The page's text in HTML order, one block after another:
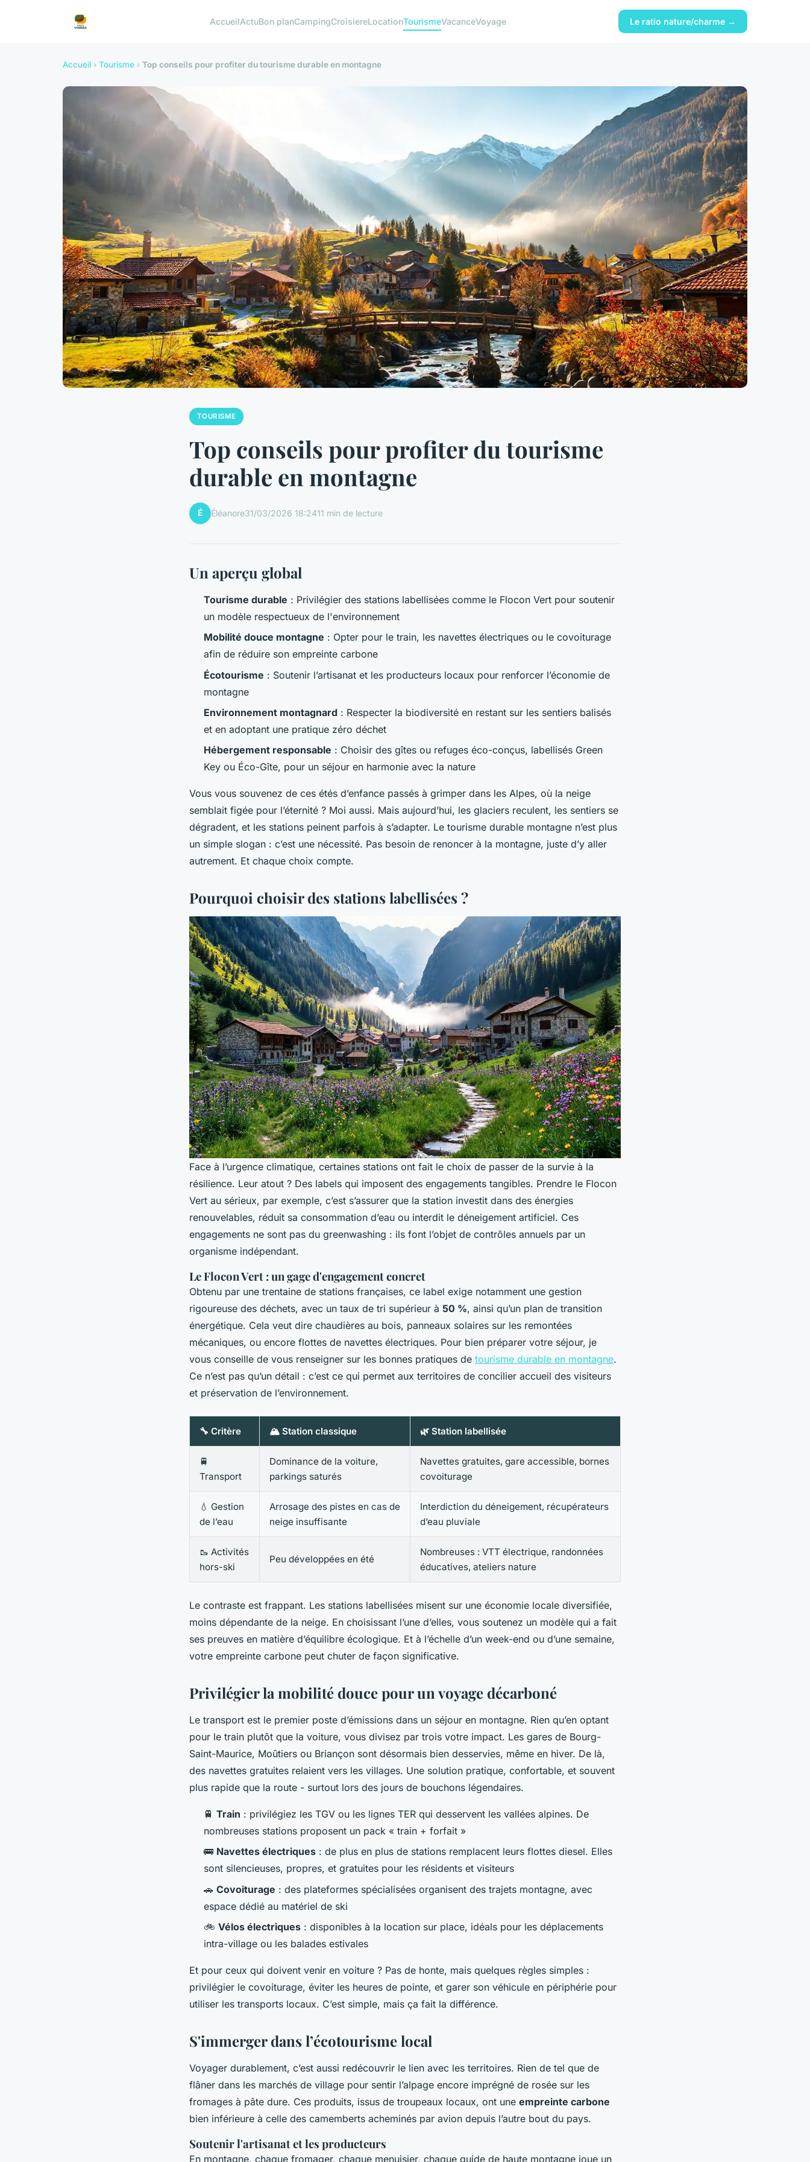
AccueilActuBon planCampingCroisiereLocationTourismeVacanceVoyage Le ratio nature/charme →
Accueil › Tourisme › Top conseils pour profiter du tourisme durable en montagne
TOURISME
Top conseils pour profiter du tourisme
durable en montagne
É Éléanore31/03/2026 18:2411 min de lecture
Un aperçu global
Tourisme durable : Privilégier des stations labellisées comme le Flocon Vert pour soutenir
un modèle respectueux de l'environnement
Mobilité douce montagne : Opter pour le train, les navettes électriques ou le covoiturage
afin de réduire son empreinte carbone
Écotourisme : Soutenir l’artisanat et les producteurs locaux pour renforcer l’économie de
montagne
Environnement montagnard : Respecter la biodiversité en restant sur les sentiers balisés
et en adoptant une pratique zéro déchet
Hébergement responsable : Choisir des gîtes ou refuges éco-conçus, labellisés Green
Key ou Éco-Gîte, pour un séjour en harmonie avec la nature
Vous vous souvenez de ces étés d’enfance passés à grimper dans les Alpes, où la neige
semblait figée pour l’éternité ? Moi aussi. Mais aujourd’hui, les glaciers reculent, les sentiers se
dégradent, et les stations peinent parfois à s’adapter. Le tourisme durable montagne n’est plus
un simple slogan : c’est une nécessité. Pas besoin de renoncer à la montagne, juste d’y aller
autrement. Et chaque choix compte.
Pourquoi choisir des stations labellisées ?
Face à l’urgence climatique, certaines stations ont fait le choix de passer de la survie à la
résilience. Leur atout ? Des labels qui imposent des engagements tangibles. Prendre le Flocon
Vert au sérieux, par exemple, c’est s’assurer que la station investit dans des énergies
renouvelables, réduit sa consommation d’eau ou interdit le déneigement artificiel. Ces
engagements ne sont pas du greenwashing : ils font l’objet de contrôles annuels par un
organisme indépendant.
Le Flocon Vert : un gage d'engagement concret
Obtenu par une trentaine de stations françaises, ce label exige notamment une gestion
rigoureuse des déchets, avec un taux de tri supérieur à 50 %, ainsi qu’un plan de transition
énergétique. Cela veut dire chaudières au bois, panneaux solaires sur les remontées
mécaniques, ou encore flottes de navettes électriques. Pour bien préparer votre séjour, je
vous conseille de vous renseigner sur les bonnes pratiques de tourisme durable en montagne.
Ce n’est pas qu’un détail : c’est ce qui permet aux territoires de concilier accueil des visiteurs
et préservation de l’environnement.
🔧 Critère 🏔️ Station classique 🌿 Station labellisée
🚆
Transport
Dominance de la voiture,
parkings saturés
Navettes gratuites, gare accessible, bornes
covoiturage
💧 Gestion
de l’eau
Arrosage des pistes en cas de
neige insuffisante
Interdiction du déneigement, récupérateurs
d’eau pluviale
🥾 Activités
hors-ski
Peu développées en été
Nombreuses : VTT électrique, randonnées
éducatives, ateliers nature
Le contraste est frappant. Les stations labellisées misent sur une économie locale diversifiée,
moins dépendante de la neige. En choisissant l’une d’elles, vous soutenez un modèle qui a fait
ses preuves en matière d’équilibre écologique. Et à l’échelle d’un week-end ou d’une semaine,
votre empreinte carbone peut chuter de façon significative.
Privilégier la mobilité douce pour un voyage décarboné
Le transport est le premier poste d’émissions dans un séjour en montagne. Rien qu’en optant
pour le train plutôt que la voiture, vous divisez par trois votre impact. Les gares de Bourg-
Saint-Maurice, Moûtiers ou Briançon sont désormais bien desservies, même en hiver. De là,
des navettes gratuites relaient vers les villages. Une solution pratique, confortable, et souvent
plus rapide que la route - surtout lors des jours de bouchons légendaires.
🚆 Train : privilégiez les TGV ou les lignes TER qui desservent les vallées alpines. De
nombreuses stations proposent un pack « train + forfait »
🚌 Navettes électriques : de plus en plus de stations remplacent leurs flottes diesel. Elles
sont silencieuses, propres, et gratuites pour les résidents et visiteurs
🚗 Covoiturage : des plateformes spécialisées organisent des trajets montagne, avec
espace dédié au matériel de ski
🚲 Vélos électriques : disponibles à la location sur place, idéals pour les déplacements
intra-village ou les balades estivales
Et pour ceux qui doivent venir en voiture ? Pas de honte, mais quelques règles simples :
privilégier le covoiturage, éviter les heures de pointe, et garer son véhicule en périphérie pour
utiliser les transports locaux. C’est simple, mais ça fait la différence.
S'immerger dans l’écotourisme local
Voyager durablement, c’est aussi redécouvrir le lien avec les territoires. Rien de tel que de
flâner dans les marchés de village pour sentir l’alpage encore imprégné de rosée sur les
fromages à pâte dure. Ces produits, issus de troupeaux locaux, ont une empreinte carbone
bien inférieure à celle des camemberts acheminés par avion depuis l’autre bout du pays.
Soutenir l'artisanat et les producteurs
En montagne, chaque fromager, chaque menuisier, chaque guide de haute montagne joue un